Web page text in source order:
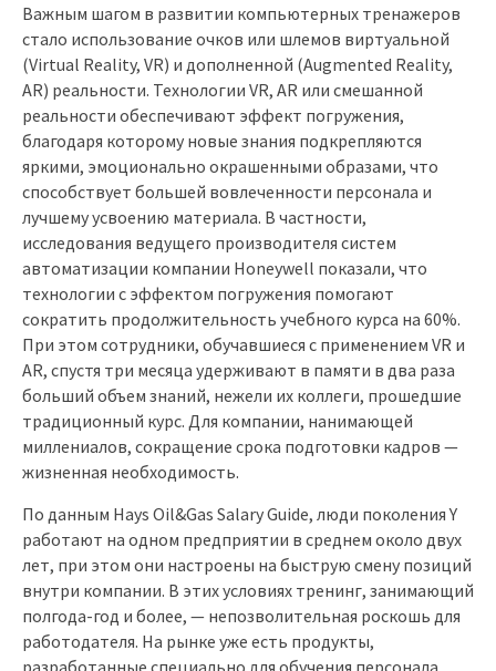
Важным шагом в развитии компьютерных тренажеров
стало использование очков или шлемов виртуальной
(Virtual Reality, VR) и дополненной (Augmented Reality,
AR) реальности. Технологии VR, AR или смешанной
реальности обеспечивают эффект погружения,
благодаря которому новые знания подкрепляются
яркими, эмоционально окрашенными образами, что
способствует большей вовлеченности персонала и
лучшему усвоению материала. В частности,
исследования ведущего производителя систем
автоматизации компании Honeywell показали, что
технологии с эффектом погружения помогают
сократить продолжительность учебного курса на 60%.
При этом сотрудники, обучавшиеся с применением VR и
AR, спустя три месяца удерживают в памяти в два раза
больший объем знаний, нежели их коллеги, прошедшие
традиционный курс. Для компании, нанимающей
миллениалов, сокращение срока подготовки кадров —
жизненная необходимость.
По данным Hays Oil&Gas Salary Guide, люди поколения Y
работают на одном предприятии в среднем около двух
лет, при этом они настроены на быструю смену позиций
внутри компании. В этих условиях тренинг, занимающий
полгода-год и более, — непозволительная роскошь для
работодателя. На рынке уже есть продукты,
разработанные специально для обучения персонала